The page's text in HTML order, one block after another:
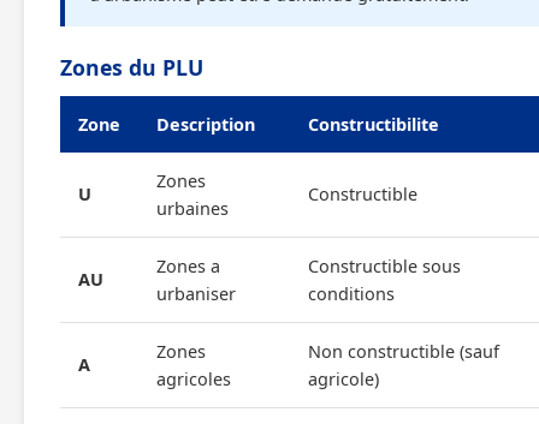
Zones du PLU
Zone Description Constructibilite
U
Zones
urbaines
Constructible
AU
Zones a
urbaniser
Constructible sous
conditions
A
Zones
agricoles
Non constructible (sauf
agricole)